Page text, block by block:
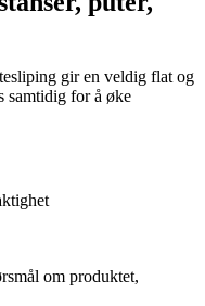
gir en veldig flat og
samtidig for å øke
om produktet,